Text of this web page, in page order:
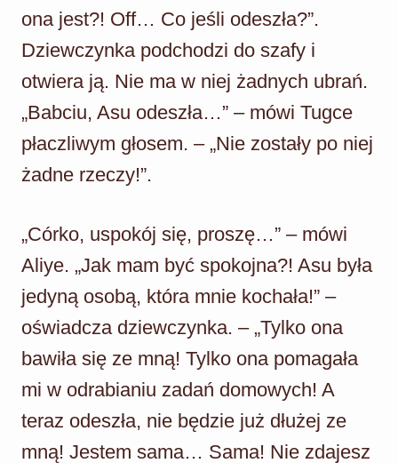
ona jest?! Off… Co jeśli odeszła?”.
Dziewczynka podchodzi do szafy i
otwiera ją. Nie ma w niej żadnych ubrań.
„Babciu, Asu odeszła…” – mówi Tugce
płaczliwym głosem. – „Nie zostały po niej
żadne rzeczy!”.
„Córko, uspokój się, proszę…” – mówi
Aliye. „Jak mam być spokojna?! Asu była
jedyną osobą, która mnie kochała!” –
oświadcza dziewczynka. – „Tylko ona
bawiła się ze mną! Tylko ona pomagała
mi w odrabianiu zadań domowych! A
teraz odeszła, nie będzie już dłużej ze
mną! Jestem sama… Sama! Nie zdajesz